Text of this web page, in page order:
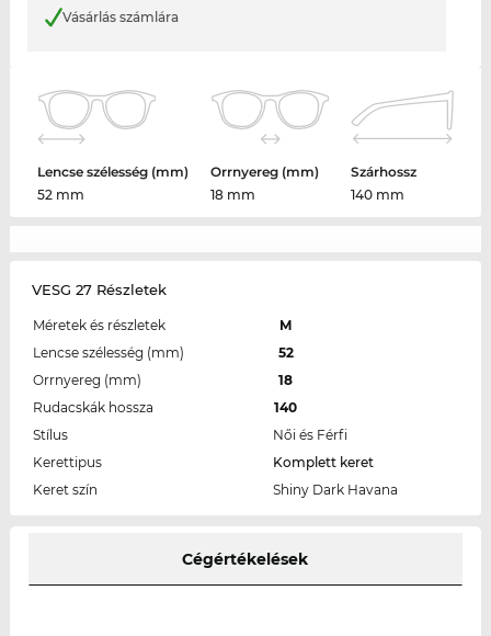
Vásárlás számlára
Lencse szélesség (mm)
52 mm
Orrnyereg (mm)
18 mm
Szárhossz
140 mm
VESG 27 Részletek
Méretek és részletek
M
Lencse szélesség (mm)
52
Orrnyereg (mm)
18
Rudacskák hossza
140
Stílus
Női és Férfi
Kerettipus
Komplett keret
Keret szín
Shiny Dark Havana
Cégértékelések